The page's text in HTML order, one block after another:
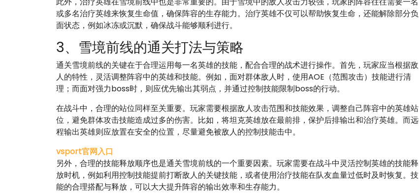
或多名治疗英雄来恢复生命值，确保阵容的生存能力。治疗英雄不仅可以帮助恢复生命，还能解除部分负
面状态，例如冰冻或沉默，确保战斗能够顺利进行。
3、雪境前线的通关打法与策略
通关雪境前线的关键在于合理运用每一名英雄的技能，配合合理的战术进行操作。首先，玩家应当根据敌
人的特性，灵活调整阵容中的英雄和技能。例如，面对群体敌人时，使用AOE（范围攻击）技能进行清
理；而面对强力boss时，则应优先输出其弱点，并通过控制技能限制boss的行动。
在战斗中，合理的站位同样至关重要。玩家需要根据敌人攻击范围和技能效果，调整自己阵容中的英雄站
位，避免群体攻击技能造成过多的伤害。比如，将坦克英雄放在最前排，保护后排输出和治疗英雄。而远
程输出英雄则应放置在安全的位置，尽量避免被敌人的控制技能击中。
vsport官网入口
另外，合理的技能释放顺序也是通关雪境前线的一个重要因素。玩家需要在战斗中灵活控制英雄的技能释
放时机，例如利用控制技能提前打断敌人的关键技能，或者使用治疗技能在队友血量过低时及时恢复。技
能的合理搭配与释放，可以大大提升阵容的输出效率和生存能力。